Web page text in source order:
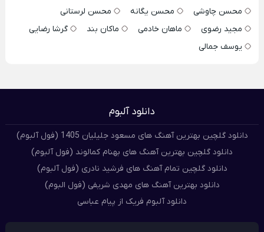
محسن چاوشی
محسن یگانه
محسن لرستانی
مجید رضوی
ماهان خادمی ماکان بند
گرشا رضایی
یوسف جمالی
دانلود آلبوم
دانلود گلچین بهترین آهنگ های مسعود جلیلیان 1405 (فول آلبوم)
دانلود گلچین بهترین آهنگ های بهنام کمالوند (فول آلبوم)
دانلود گلچین تمام آهنگ های فرشید نادری (فول آلبوم)
دانلود بهترین آهنگ های مهدی شریفی (فول البوم)
دانلود آلبوم فریک از پیام عباسی